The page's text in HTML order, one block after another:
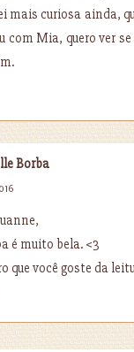
mais curiosa ainda,
com Mia, quero ver
Borba
é muito bela. <3
que você goste da